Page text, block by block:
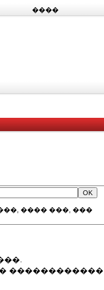
����
���� ���, ���
������������